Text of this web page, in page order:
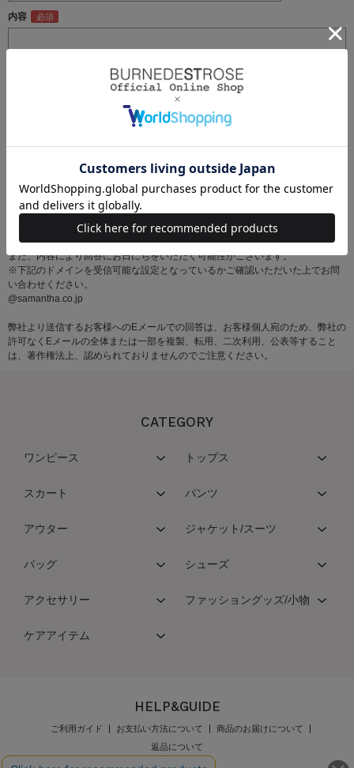
内容
※お問い合わせはサマンサタバサグループカスタマーセンター営業時間内に順
次対応いたします。
土・日・祝日にいただいたメールにつきましては、翌営業日以降にご返信いた
しますので あらかじめご了承ください。
また、内容により回答にお日にちをいただく可能性がございます。
※下記のドメインを受信可能な設定となっているかご確認いただいた上でお問
い合わせください。
@samantha.co.jp
弊社より送信するお客様へのEメールでの回答は、お客様個人宛のため、弊社の
許可なくEメールの全体または一部を複製、転用、二次利用、公表等すること
は、著作権法上、認められておりませんのでご注意ください。
CATEGORY
ワンピース トップス
スカート パンツ
アウター ジャケット/スーツ
バッグ シューズ
アクセサリー ファッショングッズ/小物
ケアアイテム
HELP&GUIDE
ご利用ガイド お支払い方法について
商品のお届けについて
返品について